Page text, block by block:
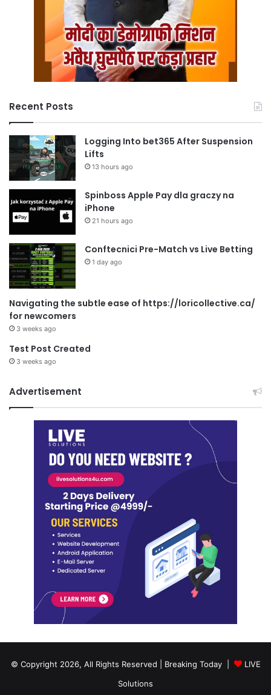
Recent Posts
Logging Into bet365 After Suspension
Lifts
13 hours ago
Spinboss Apple Pay dla graczy na
iPhone
21 hours ago
Conftecnici Pre-Match vs Live Betting
1 day ago
Navigating the subtle ease of https://loricollective.ca/
for newcomers
3 weeks ago
Test Post Created
3 weeks ago
Advertisement
© Copyright 2026, All Rights Reserved | Breaking Today |
LIVE
Solutions